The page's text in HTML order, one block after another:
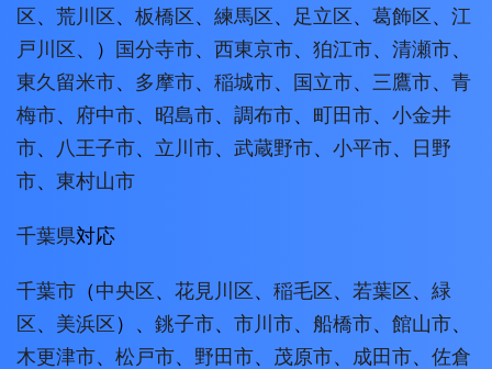
区、 荒川区、 板橋区、 練馬区、 足立区、 葛飾区、 江
戸川区、） 国分寺市、 西東京市、 狛江市、 清瀬市、
東久留米市、 多摩市、 稲城市、 国立市、 三鷹市、 青
梅市、 府中市、 昭島市、 調布市、 町田市、 小金井
市、 八王子市、 立川市、 武蔵野市、 小平市、 日野
市、 東村山市
千葉県対応
千葉市 （中央区、 花見川区、 稲毛区、 若葉区、 緑
区、 美浜区）、 銚子市、 市川市、 船橋市、 館山市、
木更津市、 松戸市、 野田市、 茂原市、 成田市、 佐倉